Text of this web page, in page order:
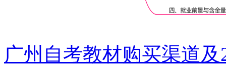
广州自考教材购买渠道